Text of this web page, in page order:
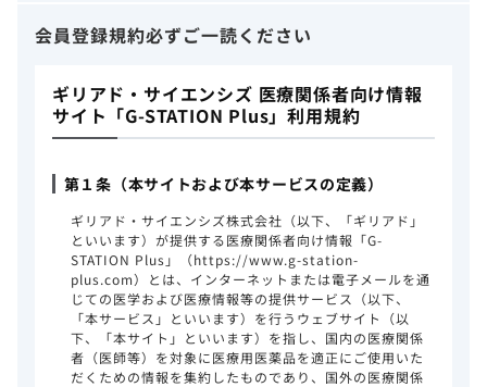
会員登録規約必ずご一読ください
ギリアド・サイエンシズ 医療関係者向け情報
サイト「G-STATION Plus」利用規約
第１条（本サイトおよび本サービスの定義）
ギリアド・サイエンシズ株式会社（以下、「ギリアド」
といいます）が提供する医療関係者向け情報「G-
STATION Plus」（https://www.g-station-
plus.com）とは、インターネットまたは電子メールを通
じての医学および医療情報等の提供サービス（以下、
「本サービス」といいます）を行うウェブサイト（以
下、「本サイト」といいます）を指し、国内の医療関係
者（医師等）を対象に医療用医薬品を適正にご使用いた
だくための情報を集約したものであり、国外の医療関係